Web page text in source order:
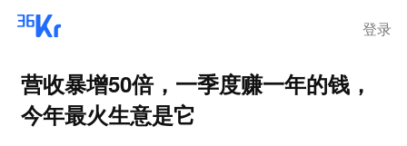
登录
营收暴增50倍，一季度赚一年的钱，
今年最火生意是它